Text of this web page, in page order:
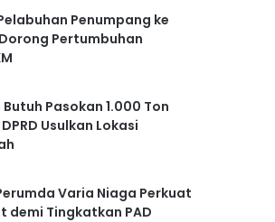
Penumpang ke
Pertumbuhan
Pasokan 1.000 Ton
Usulkan Lokasi
Varia Niaga Perkuat
demi Tingkatkan PAD